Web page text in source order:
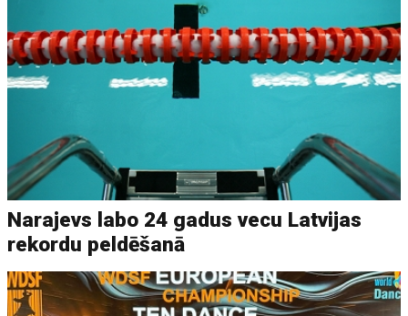
Narajevs labo 24 gadus vecu Latvijas
rekordu peldēšanā